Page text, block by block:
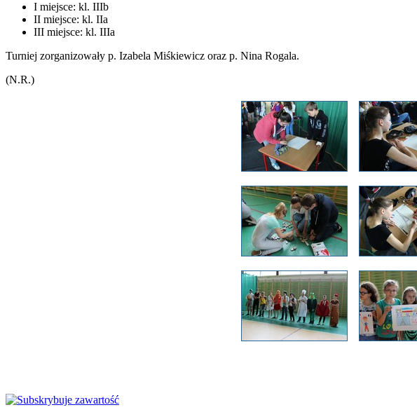
I miejsce: kl. IIIb
II miejsce: kl. IIa
III miejsce: kl. IIIa
Turniej zorganizowały p. Izabela Miśkiewicz oraz p. Nina Rogala.
(N.R.)